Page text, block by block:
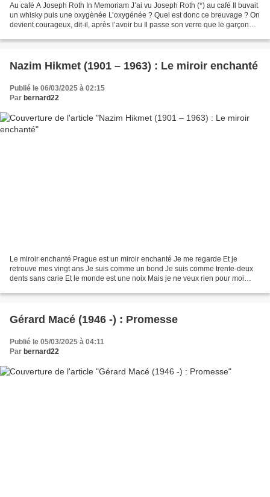
Au café A Joseph Roth In Memoriam J’ai vu Joseph Roth (*) au café Il buvait
un whisky puis une oxygènée L’oxygénée ? Quel est donc ce breuvage ? On
devient courageux, dit-il, après l’avoir bu Il passe son verre que le garçon
Nazim Hikmet (1901 – 1963) : Le miroir enchanté
Publié le 06/03/2025 à 02:15
Par bernard22
Le miroir enchanté Prague est un miroir enchanté Je me regarde Et je
retrouve mes vingt ans Je suis comme un bond Je suis comme trente-deux
dents sans carie Et le monde est une noix Mais je ne veux rien pour moi
Gérard Macé (1946 -) : Promesse
Publié le 05/03/2025 à 04:11
Par bernard22